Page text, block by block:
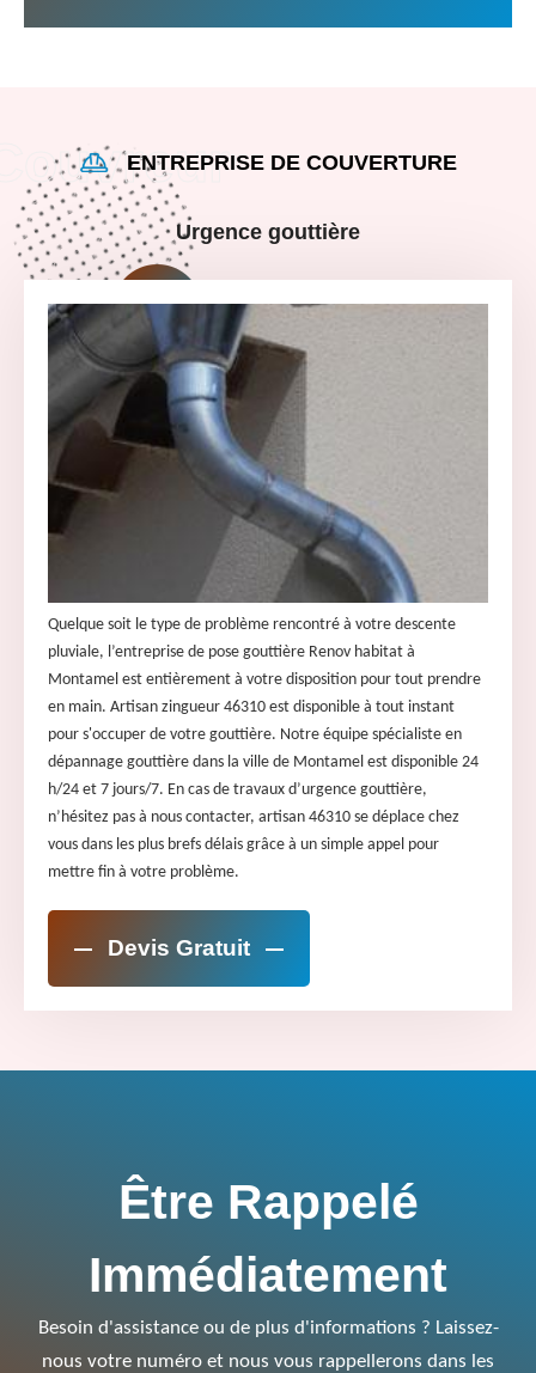
ENTREPRISE DE COUVERTURE
Urgence gouttière
Quelque soit le type de problème rencontré à votre descente
pluviale, l’entreprise de pose gouttière Renov habitat à
Montamel est entièrement à votre disposition pour tout prendre
en main. Artisan zingueur 46310 est disponible à tout instant
pour s'occuper de votre gouttière. Notre équipe spécialiste en
dépannage gouttière dans la ville de Montamel est disponible 24
h/24 et 7 jours/7. En cas de travaux d’urgence gouttière,
n’hésitez pas à nous contacter, artisan 46310 se déplace chez
vous dans les plus brefs délais grâce à un simple appel pour
mettre fin à votre problème.
Devis Gratuit
Être Rappelé
Immédiatement
Besoin d'assistance ou de plus d'informations ? Laissez-
nous votre numéro et nous vous rappellerons dans les